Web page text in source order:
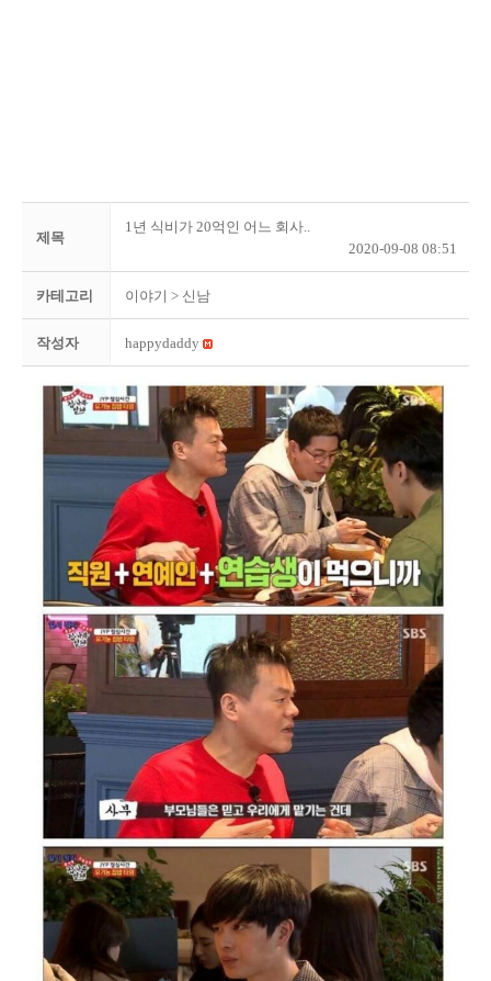
제목
1년 식비가 20억인 어느 회사..
2020-09-08 08:51
카테고리 이야기 > 신남
작성자 happydaddy